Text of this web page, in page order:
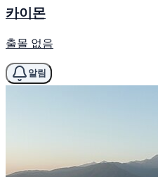
카이몬
출몰 없음
알림